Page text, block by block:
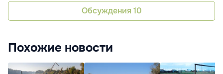
Обсуждения 10
Похожие новости